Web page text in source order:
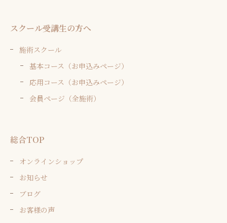
スクール受講生の方へ
施術スクール
基本コース（お申込みページ）
応用コース（お申込みページ）
会員ページ（全施術）
総合TOP
オンラインショップ
お知らせ
ブログ
お客様の声